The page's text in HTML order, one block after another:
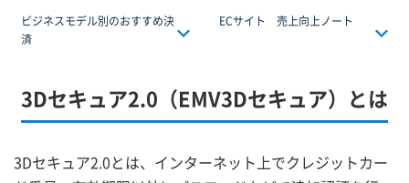
ビジネスモデル別のおすすめ決
済
ECサイト 売上向上ノート
3Dセキュア2.0（EMV3Dセキュア）とは
3Dセキュア2.0とは、インターネット上でクレジットカー